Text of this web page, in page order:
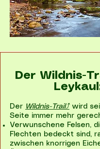
Der Wildnis-
Der Wildnis-Trail⤴ wird
Seite immer mehr
Verwunschene Felsen,
Flechten bedeckt sind,
zwischen knorrigen